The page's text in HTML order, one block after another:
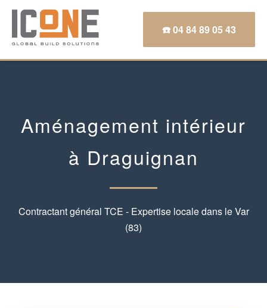
☎️ 04 84 89 05 43
Aménagement intérieur
à Draguignan
Contractant général TCE - Expertise locale dans le Var
(83)